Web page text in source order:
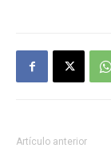
Artículo anterior